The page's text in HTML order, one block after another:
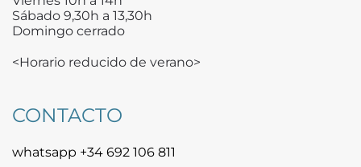
Sábado 9,30h a 13,30h
Domingo cerrado
<Horario reducido de verano>
CONTACTO
whatsapp +34 692 106 811